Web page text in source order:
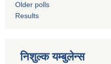
Older polls
Results
निशुल्क यम्बुलेन्स